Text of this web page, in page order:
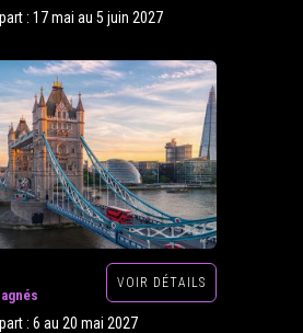
: 17 mai au 5 juin 2027
VOIR DÉTAILS
: 6 au 20 mai 2027